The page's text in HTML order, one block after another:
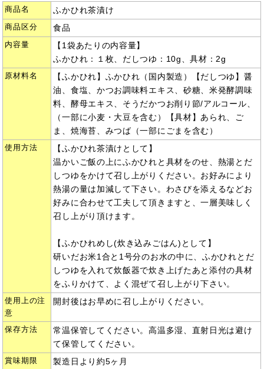
商品名 ふかひれ茶漬け
商品区分 食品
内容量
【1袋あたりの内容量】
ふかひれ：１枚、だしつゆ：10g、具材：2g
原材料名
【ふかひれ】ふかひれ（国内製造）【だしつゆ】醤
油、食塩、かつお調味料エキス、砂糖、米発酵調味
料、酵母エキス、そうだかつお削り節/アルコール、
（一部に小麦・大豆を含む）【具材】あられ、ご
ま、焼海苔、みつば（一部にごまを含む）
使用方法
【ふかひれ茶漬けとして】
温かいご飯の上にふかひれと具材をのせ、熱湯とだ
しつゆをかけて召し上がりください。お好みにより
熱湯の量は加減して下さい。わさびを添えるなどお
好みに合わせて工夫して頂きますと、一層美味しく
召し上がり頂けます。
【ふかひれめし(炊き込みごはん)として】
研いだお米1合と1号分のお水の中に、ふかひれとだ
しつゆを入れて炊飯器で炊き上げたあと添付の具材
をふりかけて、よく混ぜて召し上がり下さい。
使用上の注
意
開封後はお早めに召し上がりください。
保存方法
常温保管してください。高温多湿、直射日光は避け
て保管してください。
賞味期限 製造日より約5ヶ月